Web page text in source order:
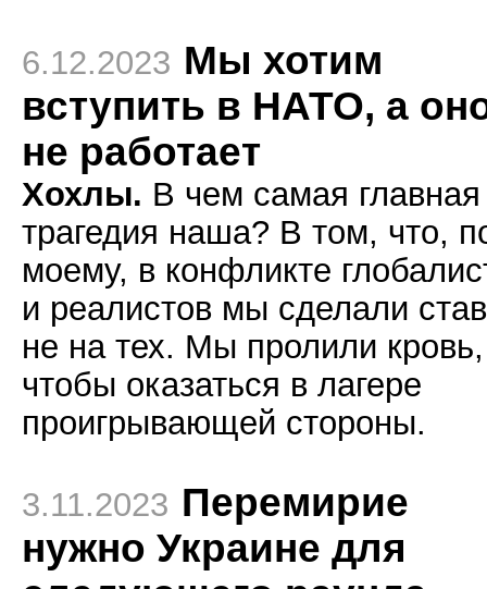
6.12.2023 Мы хотим
вступить в НАТО, а
не работает
Хохлы. В чем самая главная
трагедия наша? В том, что,
моему, в конфликте
и реалистов мы сделали
не на тех. Мы пролили кровь,
чтобы оказаться в лагере
проигрывающей стороны.
3.11.2023 Перемирие
нужно Украине для